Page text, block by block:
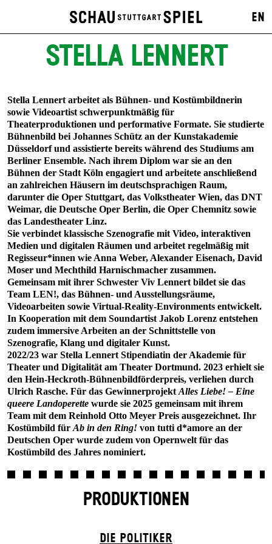
EN
STELLA LENNERT
Stella Lennert arbeitet als Bühnen- und Kostümbildnerin
sowie Videoartist schwerpunktmäßig für
Theaterproduktionen und performative Formate. Sie studierte
Bühnenbild bei Johannes Schütz an der Kunstakademie
Düsseldorf und assistierte bereits während des Studiums am
Berliner Ensemble. Nach ihrem Diplom war sie an den
Bühnen der Stadt Köln engagiert und arbeitete anschließend
an zahlreichen Häusern im deutschsprachigen Raum,
darunter die Oper Stuttgart, das Volkstheater Wien, das DNT
Weimar, die Deutsche Oper Berlin, die Oper Chemnitz sowie
das Landestheater Linz.
Sie verbindet klassische Szenografie mit Video, interaktiven
Medien und digitalen Räumen und arbeitet regelmäßig mit
Regisseur*innen wie Anna Weber, Alexander Eisenach, David
Moser und Mechthild Harnischmacher zusammen.
Gemeinsam mit ihrer Schwester Viv Lennert bildet sie das
Team LEN!, das Bühnen- und Ausstellungsräume,
Videoarbeiten sowie Virtual-Reality-Environments entwickelt.
In Kooperation mit dem Soundartist Jakob Lorenz entstehen
zudem immersive Arbeiten an der Schnittstelle von
Szenografie, Klang und digitaler Kunst.
2022/23 war Stella Lennert Stipendiatin der Akademie für
Theater und Digitalität am Theater Dortmund. 2023 erhielt sie
den Hein-Heckroth-Bühnenbildförderpreis, verliehen durch
Ulrich Rasche. Für das Gewinnerprojekt Alles Liebe! – Eine
queere Landoperette wurde sie 2025 gemeinsam mit ihrem
Team mit dem Reinhold Otto Meyer Preis ausgezeichnet. Ihr
Kostümbild für Ab in den Ring! von tutti d*amore an der
Deutschen Oper wurde zudem von Opernwelt für das
Kostümbild des Jahres nominiert.
PRODUKTIONEN
DIE POLITIKER